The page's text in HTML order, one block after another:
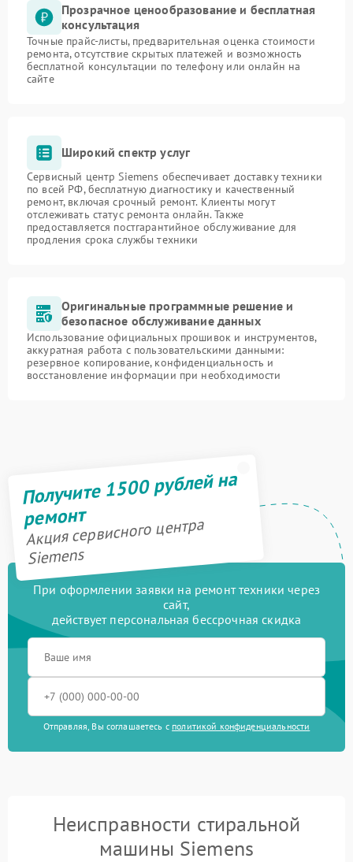
Прозрачное ценообразование и бесплатная
консультация
Точные прайс-листы, предварительная оценка стоимости
ремонта, отсутствие скрытых платежей и возможность
бесплатной консультации по телефону или онлайн на
сайте
Широкий спектр услуг
Сервисный центр Siemens обеспечивает доставку техники
по всей РФ, бесплатную диагностику и качественный
ремонт, включая срочный ремонт. Клиенты могут
отслеживать статус ремонта онлайн. Также
предоставляется постгарантийное обслуживание для
продления срока службы техники
Оригинальные программные решение и
безопасное обслуживание данных
Использование официальных прошивок и инструментов,
аккуратная работа с пользовательскими данными:
резервное копирование, конфиденциальность и
восстановление информации при необходимости
Получите 1500 рублей на
ремонт
Акция сервисного центра
Siemens
При оформлении заявки на ремонт техники через
сайт,
действует персональная бессрочная скидка
Отправляя, Вы соглашаетесь с политикой конфиденциальности
Неисправности стиральной
машины Siemens